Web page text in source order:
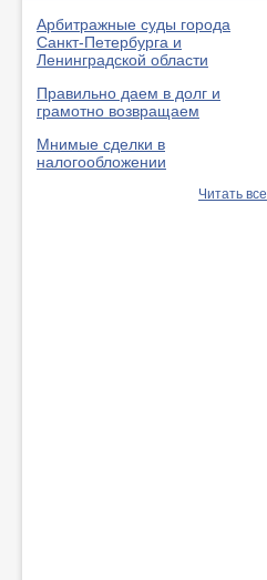
Арбитражные суды города
Санкт-Петербурга и
Ленинградской области
Правильно даем в долг и
грамотно возвращаем
Мнимые сделки в
налогообложении
Читать все